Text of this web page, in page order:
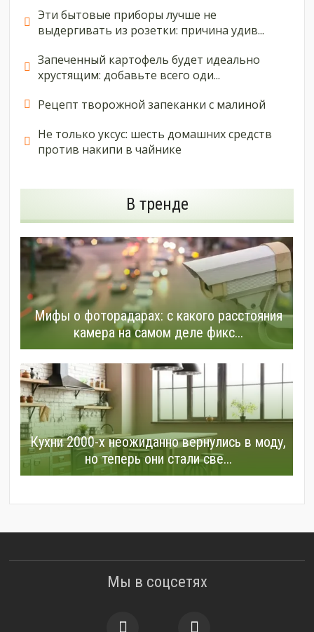
Эти бытовые приборы лучше не
выдергивать из розетки: причина удив...
Запеченный картофель будет идеально
хрустящим: добавьте всего оди...
Рецепт творожной запеканки с малиной
Не только уксус: шесть домашних средств
против накипи в чайнике
В тренде
Мифы о фоторадарах: с какого расстояния
камера на самом деле фикс...
Кухни 2000-х неожиданно вернулись в моду,
но теперь они стали све...
Мы в соцсетях